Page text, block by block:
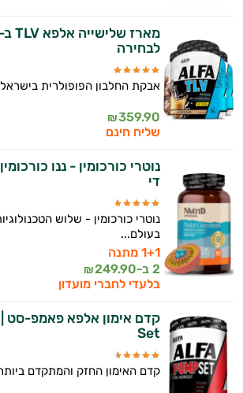
לבחירה
אבקת החלבון הפופולרית בישראל
359.90
₪
שליח חינם
נוטרי כורכומין - ננו
די
נוטרי כורכומין - שלוש
בעולם...
1+1 מתנה
2 ב-
249.90
₪
בלעדי לחברי מועדון
Set
קדם האימון החזק והמתקדם